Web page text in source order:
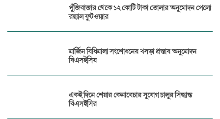
পুঁজিবাজার থেকে ১২ কোটি টাকা তোলার অনুমোদন পেলো
রয়্যাল ফুটওয়্যার
মার্জিন বিধিমালা সংশোধনের খসড়া প্রস্তাব অনুমোদন
বিএসইসির
একই দিনে শেয়ার কেনাবেচার সুযোগ চালুর সিদ্ধান্ত
বিএসইসির